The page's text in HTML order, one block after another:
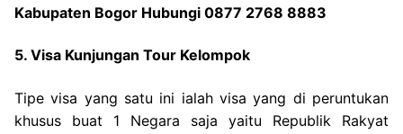
Kabupaten Bogor Hubungi 0877 2768 8883
5. Visa Kunjungan Tour Kelompok
Tipe visa yang satu ini ialah visa yang di peruntukan
khusus buat 1 Negara saja yaitu Republik Rakyat